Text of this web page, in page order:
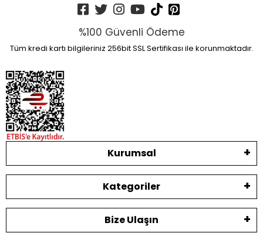
%100 Güvenli Ödeme
Tüm kredi kartı bilgileriniz 256bit SSL Sertifikası ile korunmaktadır.
Kurumsal
Kategoriler
Bize Ulaşın